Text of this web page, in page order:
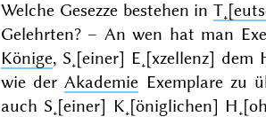
Welche Gesezze bestehen in
Gelehrten? – An wen hat man
Könige, S˖[einer] E˖[xzellenz] dem
wie derAkademie Exemplare zu
auch S˖[einer] K˖[öniglichen]